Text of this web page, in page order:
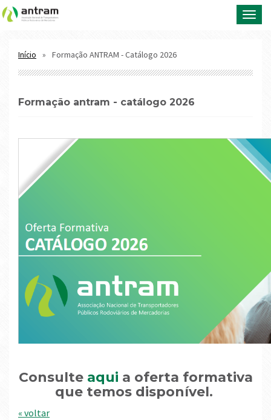
Início Formação ANTRAM - Catálogo 2026
formação antram - catálogo 2026
Consulte aqui a oferta formativa
que temos disponível.
« voltar